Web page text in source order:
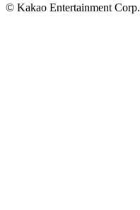
© Kakao Entertainment Corp.